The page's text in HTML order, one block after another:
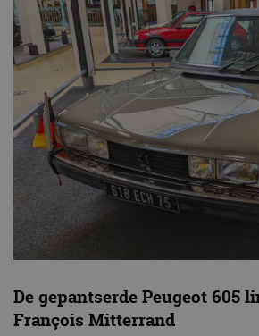
De gepantserde Peugeot 605
François Mitterrand